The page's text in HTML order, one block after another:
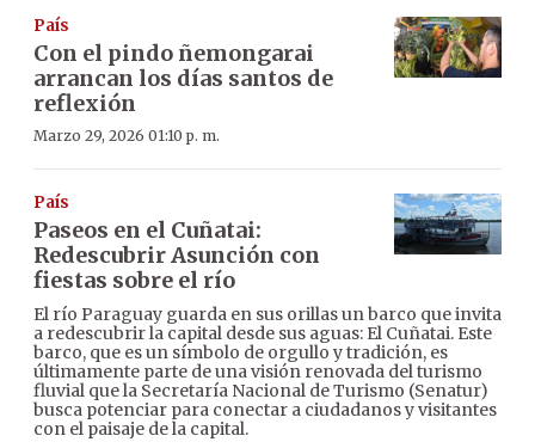
País
Con el pindo ñemongarai
arrancan los días santos de
reflexión
Marzo 29, 2026 01:10 p. m.
País
Paseos en el Cuñatai:
Redescubrir Asunción con
fiestas sobre el río
El río Paraguay guarda en sus orillas un barco que invita
a redescubrir la capital desde sus aguas: El Cuñatai. Este
barco, que es un símbolo de orgullo y tradición, es
últimamente parte de una visión renovada del turismo
fluvial que la Secretaría Nacional de Turismo (Senatur)
busca potenciar para conectar a ciudadanos y visitantes
con el paisaje de la capital.